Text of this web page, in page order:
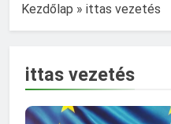
Kezdőlap » ittas vezetés
ittas vezetés